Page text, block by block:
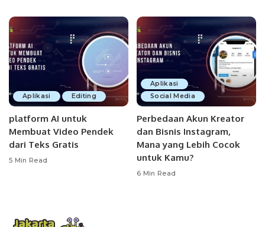
Aplikasi Editing
platform AI untuk
Membuat Video Pendek
dari Teks Gratis
5 Min Read
Aplikasi
Social Media
Perbedaan Akun Kreator
dan Bisnis Instagram,
Mana yang Lebih Cocok
untuk Kamu?
6 Min Read